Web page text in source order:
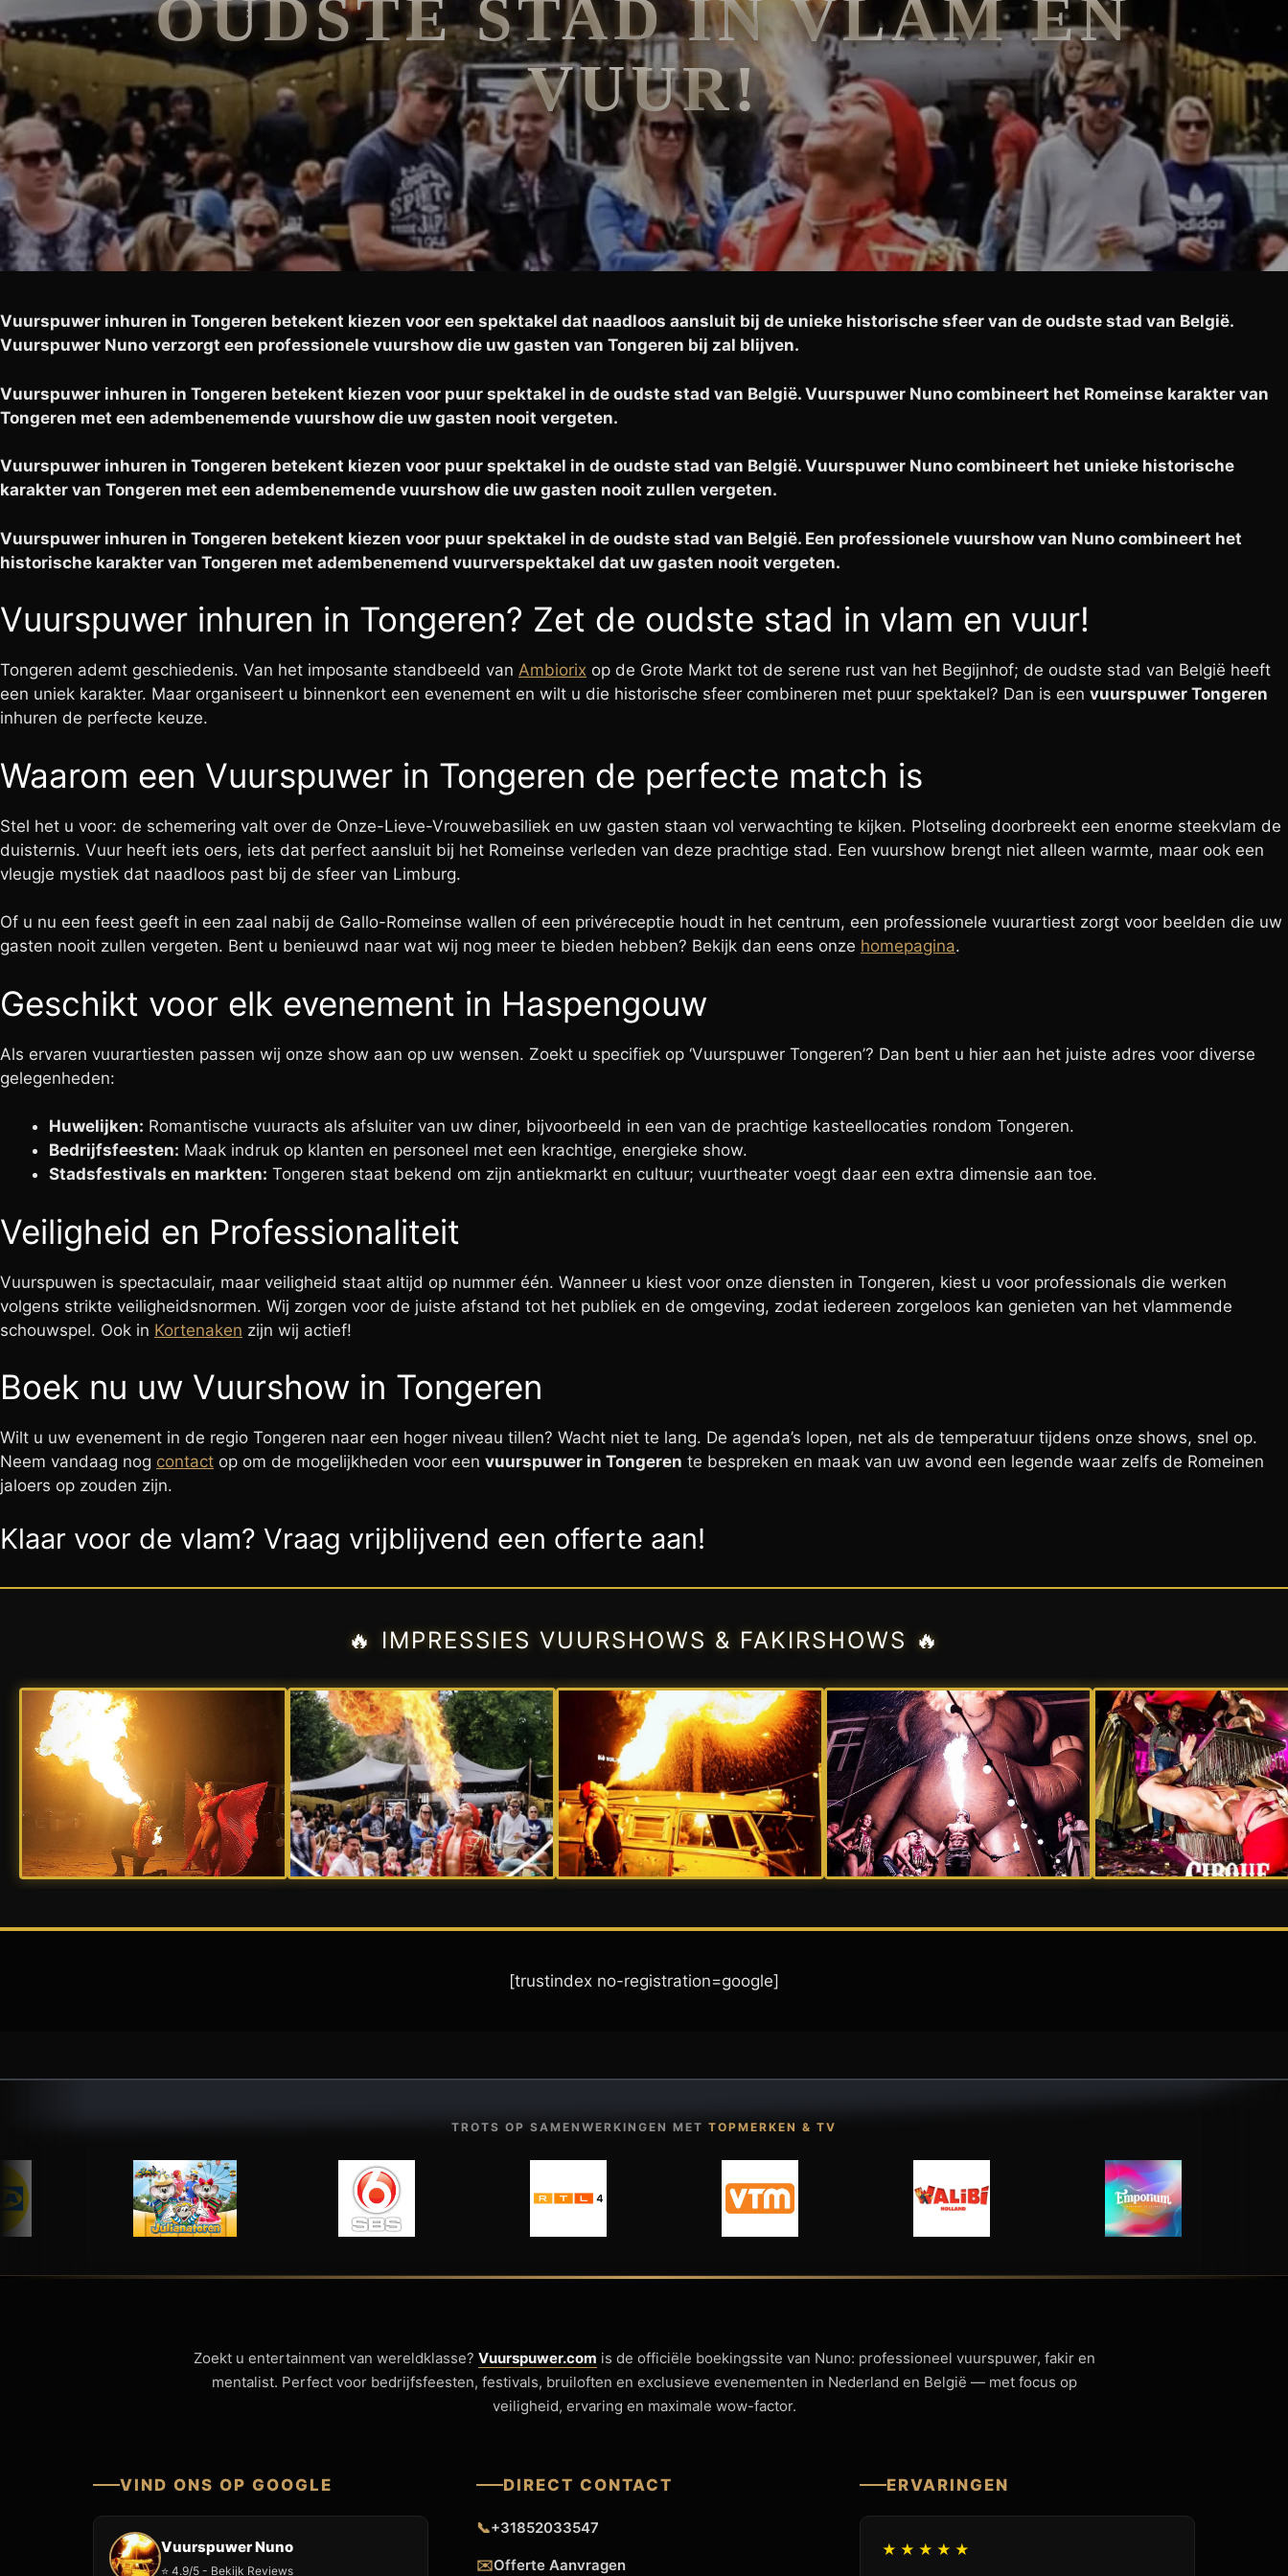
OUDSTE STAD IN VLAM EN
VUUR!
Vuurspuwer inhuren in Tongeren betekent kiezen voor een spektakel dat naadloos aansluit bij de unieke historische sfeer van de oudste stad van België.
Vuurspuwer Nuno verzorgt een professionele vuurshow die uw gasten van Tongeren bij zal blijven.
Vuurspuwer inhuren in Tongeren betekent kiezen voor puur spektakel in de oudste stad van België. Vuurspuwer Nuno combineert het Romeinse karakter van
Tongeren met een adembenemende vuurshow die uw gasten nooit vergeten.
Vuurspuwer inhuren in Tongeren betekent kiezen voor puur spektakel in de oudste stad van België. Vuurspuwer Nuno combineert het unieke historische
karakter van Tongeren met een adembenemende vuurshow die uw gasten nooit zullen vergeten.
Vuurspuwer inhuren in Tongeren betekent kiezen voor puur spektakel in de oudste stad van België. Een professionele vuurshow van Nuno combineert het
historische karakter van Tongeren met adembenemend vuurverspektakel dat uw gasten nooit vergeten.
Vuurspuwer inhuren in Tongeren? Zet de oudste stad in vlam en vuur!
Tongeren ademt geschiedenis. Van het imposante standbeeld van Ambiorix op de Grote Markt tot de serene rust van het Begijnhof; de oudste stad van België heeft
een uniek karakter. Maar organiseert u binnenkort een evenement en wilt u die historische sfeer combineren met puur spektakel? Dan is een vuurspuwer Tongeren
inhuren de perfecte keuze.
Waarom een Vuurspuwer in Tongeren de perfecte match is
Stel het u voor: de schemering valt over de Onze-Lieve-Vrouwebasiliek en uw gasten staan vol verwachting te kijken. Plotseling doorbreekt een enorme steekvlam de
duisternis. Vuur heeft iets oers, iets dat perfect aansluit bij het Romeinse verleden van deze prachtige stad. Een vuurshow brengt niet alleen warmte, maar ook een
vleugje mystiek dat naadloos past bij de sfeer van Limburg.
Of u nu een feest geeft in een zaal nabij de Gallo-Romeinse wallen of een privéreceptie houdt in het centrum, een professionele vuurartiest zorgt voor beelden die uw
gasten nooit zullen vergeten. Bent u benieuwd naar wat wij nog meer te bieden hebben? Bekijk dan eens onze homepagina.
Geschikt voor elk evenement in Haspengouw
Als ervaren vuurartiesten passen wij onze show aan op uw wensen. Zoekt u specifiek op ‘Vuurspuwer Tongeren’? Dan bent u hier aan het juiste adres voor diverse
gelegenheden:
Huwelijken: Romantische vuuracts als afsluiter van uw diner, bijvoorbeeld in een van de prachtige kasteellocaties rondom Tongeren.
Bedrijfsfeesten: Maak indruk op klanten en personeel met een krachtige, energieke show.
Stadsfestivals en markten: Tongeren staat bekend om zijn antiekmarkt en cultuur; vuurtheater voegt daar een extra dimensie aan toe.
Veiligheid en Professionaliteit
Vuurspuwen is spectaculair, maar veiligheid staat altijd op nummer één. Wanneer u kiest voor onze diensten in Tongeren, kiest u voor professionals die werken
volgens strikte veiligheidsnormen. Wij zorgen voor de juiste afstand tot het publiek en de omgeving, zodat iedereen zorgeloos kan genieten van het vlammende
schouwspel. Ook in Kortenaken zijn wij actief!
Boek nu uw Vuurshow in Tongeren
Wilt u uw evenement in de regio Tongeren naar een hoger niveau tillen? Wacht niet te lang. De agenda’s lopen, net als de temperatuur tijdens onze shows, snel op.
Neem vandaag nog contact op om de mogelijkheden voor een vuurspuwer in Tongeren te bespreken en maak van uw avond een legende waar zelfs de Romeinen
jaloers op zouden zijn.
Klaar voor de vlam? Vraag vrijblijvend een offerte aan!
🔥 IMPRESSIES VUURSHOWS & FAKIRSHOWS 🔥
[trustindex no-registration=google]
TROTS OP SAMENWERKINGEN MET TOPMERKEN & TV
Zoekt u entertainment van wereldklasse? Vuurspuwer.com is de officiële boekingssite van Nuno: professioneel vuurspuwer, fakir en
mentalist. Perfect voor bedrijfsfeesten, festivals, bruiloften en exclusieve evenementen in Nederland en België — met focus op
veiligheid, ervaring en maximale wow-factor.
VIND ONS OP GOOGLE
Vuurspuwer Nuno
⭐ 4.9/5 - Bekijk Reviews
DIRECT CONTACT
📞+31852033547
✉️Offerte Aanvragen
ERVARINGEN
★★★★★